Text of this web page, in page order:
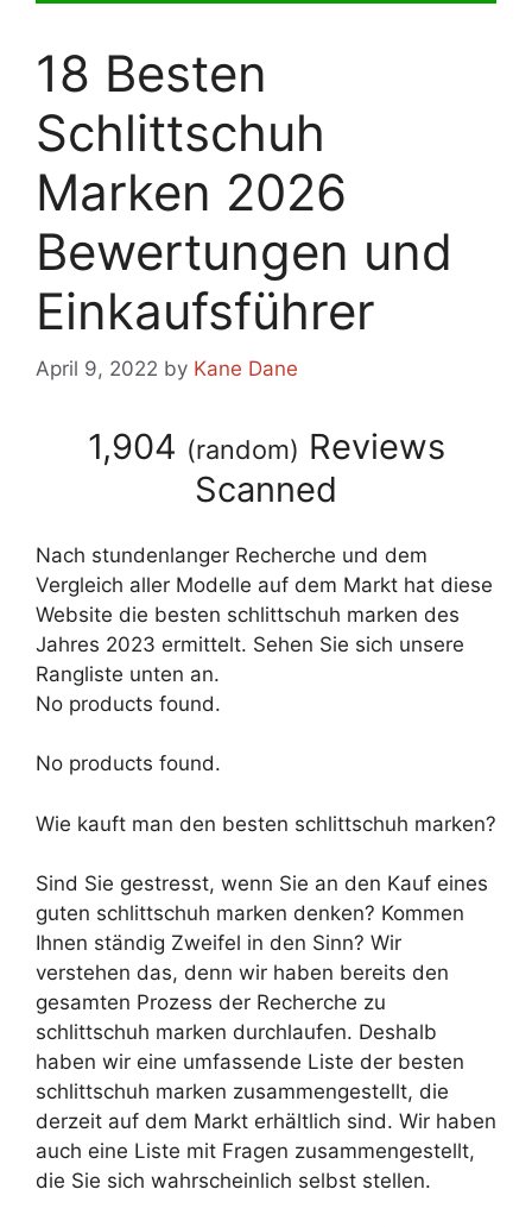
18 Besten
Schlittschuh
Marken 2026
Bewertungen und
Einkaufsführer
April 9, 2022 by Kane Dane
1,904 (random) Reviews
Scanned
Nach stundenlanger Recherche und dem
Vergleich aller Modelle auf dem Markt hat diese
Website die besten schlittschuh marken des
Jahres 2023 ermittelt. Sehen Sie sich unsere
Rangliste unten an.
No products found.
No products found.
Wie kauft man den besten schlittschuh marken?
Sind Sie gestresst, wenn Sie an den Kauf eines
guten schlittschuh marken denken? Kommen
Ihnen ständig Zweifel in den Sinn? Wir
verstehen das, denn wir haben bereits den
gesamten Prozess der Recherche zu
schlittschuh marken durchlaufen. Deshalb
haben wir eine umfassende Liste der besten
schlittschuh marken zusammengestellt, die
derzeit auf dem Markt erhältlich sind. Wir haben
auch eine Liste mit Fragen zusammengestellt,
die Sie sich wahrscheinlich selbst stellen.